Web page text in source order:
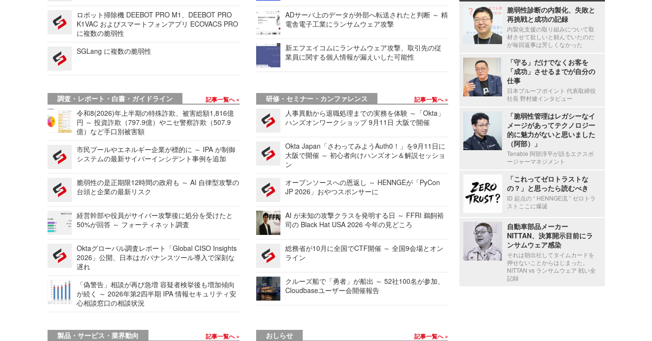
ロボット掃除機 DEEBOT PRO M1、DEEBOT PRO
K1VAC およびスマートフォンアプリ ECOVACS PRO
に複数の脆弱性
SGLang に複数の脆弱性
ADサーバ上のデータが外部へ転送されたと判断 ～ 精
電舎電子工業にランサムウェア攻撃
新エフエイコムにランサムウェア攻撃、取引先の従
業員に関する個人情報が漏えいした可能性
調査・レポート・白書・ガイドライン 記事一覧へ
令和8(2026)年上半期の特殊詐欺、被害総額1,816億
円 ～ 投資詐欺（797.9億）やニセ警察詐欺（507.9
億）など手口別被害額
市民プールやエネルギー企業が標的に ～ IPA が制御
システムの最新サイバーインシデント事例を追加
脆弱性の是正期限12時間の政府も ～ AI 自律型攻撃の
台頭と企業の最新リスク
経営幹部や役員がサイバー攻撃後に処分を受けたと
50%が回答 ～ フォーティネット調査
Oktaグローバル調査レポート「Global CISO Insights
2026」公開、日本はガバナンスツール導入で深刻な
遅れ
「偽警告」相談が再び急増 容疑者検挙後も増加傾向
が続く ～ 2026年第2四半期 IPA 情報セキュリティ安
心相談窓口の相談状況
研修・セミナー・カンファレンス 記事一覧へ
人事異動から退職処理までの実務を体験 ～「Okta」
ハンズオンワークショップ 9月11日 大阪で開催
Okta Japan「さわってみようAuth0！」を9月11日に
大阪で開催 ～ 初心者向けハンズオン＆解説セッショ
ン
オープンソースへの恩返し ～ HENNGEが「PyCon
JP 2026」おやつスポンサーに
AI が未知の攻撃クラスを発明する日 ～ FFRI 鵜飼裕
司の Black Hat USA 2026 今年の見どころ
総務省が10月に全国でCTF開催 ～ 全国9会場とオン
ライン
クルーズ船で「勇者」が船出 ～ 52社100名が参加、
Cloudbaseユーザー会開催報告
製品・サービス・業界動向 記事一覧へ おしらせ 記事一覧へ
脆弱性診断の内製化、失敗と
再挑戦と成功の記録
内製化支援の取り組みについて取
材させて欲しいと頼んでいたのだ
が毎回返事は芳しくなかった
「守る」だけでなくお客を
「成功」させるまでが自分の
仕事
日本プルーフポイント 代表取締役
社長 野村健インタビュー
「脆弱性管理はレガシーなイ
メージがあってテクノロジー
的に魅力がないと思いました
（阿部）」
Tenable 阿部淳平が語るエクスポ
ージャーマネジメント
「これってゼロトラストな
の？」と思ったら読むべき
ID 起点の “ HENNGE流 ” ゼロトラ
ストここに爆誕
自動車部品メーカー
NITTAN、決算開示目前にラ
ンサムウェア感染
それは朝出社してタイムカードを
押せないことからはじまった。
NITTAN vs ランサムウェア 戦い全
記録